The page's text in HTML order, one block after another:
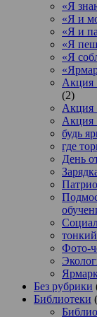
«Я
«Я и
«Я и
«Я
«Я
Акция
(2)
Акция
Акция
будь
где
День
Фото-
Без рубрики
Библиотеки